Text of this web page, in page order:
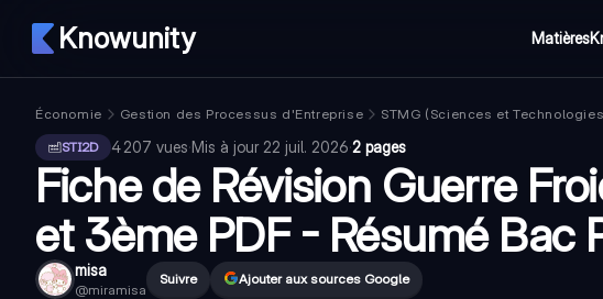
Knowunity Matières
Économie Gestion des Processus d'Entreprise
STMG (Sciences et
STI2D
4 207 vues·Mis à jour 22 juil. 2026·2 pages
Fiche de Révision Guerre
et 3ème PDF - Résumé Bac
misa
@miramisa
Suivre Ajouter aux sources Google